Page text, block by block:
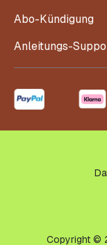
Abo-Kündigung
Anleitungs-
Copyright ©